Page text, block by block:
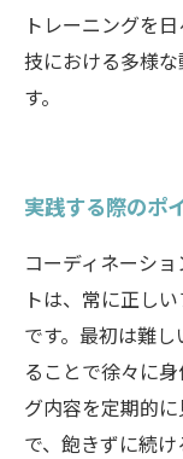
トレーニングを
技における多様
す。
実践する際のポ
コーディネーシ
トは、常に正し
です。最初は難
ることで徐々に
グ内容を定期的
で、飽きずに続